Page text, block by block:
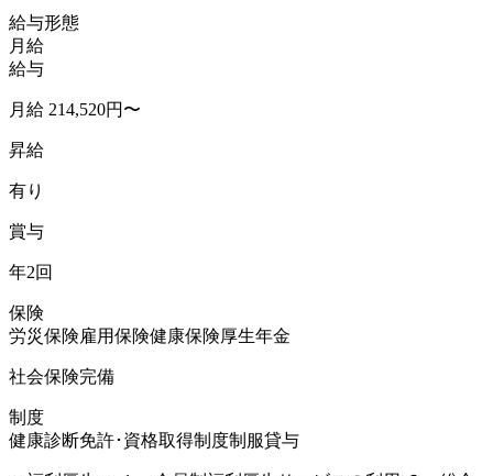
給与形態
月給
給与
月給 214,520円〜
昇給
有り
賞与
年2回
保険
労災保険雇用保険健康保険厚生年金
社会保険完備
制度
健康診断免許･資格取得制度制服貸与